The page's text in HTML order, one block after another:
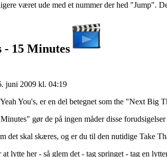
været ude med et nummer der hed "Jump".
- 15 Minutes
juni 2009 kl. 04:19
You's, er en del betegnet som the "Next Big
gør de på ingen måder disse
det skal skæres, og er du til den nutidige Take
lytte her - så glem det - tag springet - tag en